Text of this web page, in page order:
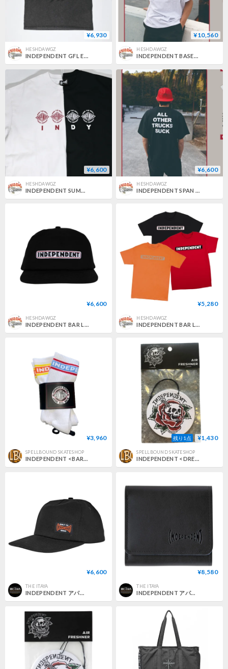
¥6,930
HESHDAWGZ
INDEPENDENT GFL EAGLE VINTAGE WASH TEE JAPAN LIMITED
¥10,560
HESHDAWGZ
INDEPENDENT BASEPLATE 3PACK TEE JAPAN LIMITED
¥6,600
HESHDAWGZ
¥6,600
HESHDAWGZ
¥6,600
HESHDAWGZ
INDEPENDENT BAR LOGO SNAPBACK HAT
¥5,280
HESHDAWGZ
INDEPENDENT BAR LOGO TEE
¥3,960
SPELLBOUND SKATESHOP
INDEPENDENT <BAR LOGO 2PACK SOCKS>
残り1点 ¥1,430
SPELLBOUND SKATESHOP
INDEPENDENT <DRESSEN SKULL ROSE AIRFRESHNER >
¥6,600
THE ITAYA
INDEPENDENT アパレル キャップ インディペンデント Built To Grind Snapback Independent Hat （Black）
¥8,580
THE ITAYA
INDEPENDENT アパレル 財布 インディペンデント Span Independent Tri-Fold Leather Wallet （Black）